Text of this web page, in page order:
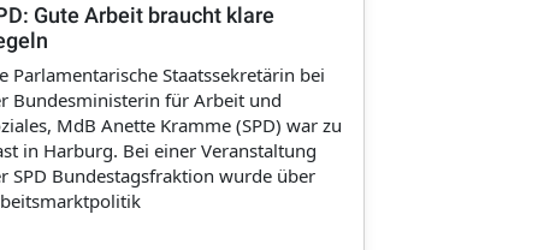
Gute Arbeit braucht klare
Parlamentarische Staatssekretärin bei
Bundesministerin für Arbeit und
MdB Anette Kramme (SPD) war zu
in Harburg. Bei einer Veranstaltung
SPD Bundestagsfraktion wurde über